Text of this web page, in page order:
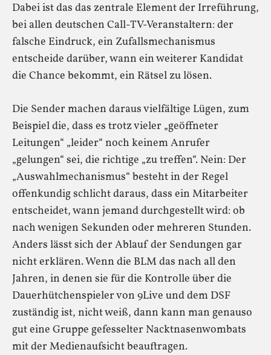
Dabei ist das das zentrale Element der Irreführung,
bei allen deutschen Call-TV-Veranstaltern: der
falsche Eindruck, ein Zufallsmechanismus
entscheide darüber, wann ein weiterer Kandidat
die Chance bekommt, ein Rätsel zu lösen.
Die Sender machen daraus vielfältige Lügen, zum
Beispiel die, dass es trotz vieler „geöffneter
Leitungen“ „leider“ noch keinem Anrufer
„gelungen“ sei, die richtige „zu treffen“. Nein: Der
„Auswahlmechanismus“ besteht in der Regel
offenkundig schlicht daraus, dass ein Mitarbeiter
entscheidet, wann jemand durchgestellt wird: ob
nach wenigen Sekunden oder mehreren Stunden.
Anders lässt sich der Ablauf der Sendungen gar
nicht erklären. Wenn die BLM das nach all den
Jahren, in denen sie für die Kontrolle über die
Dauerhütchenspieler von 9Live und dem DSF
zuständig ist, nicht weiß, dann kann man genauso
gut eine Gruppe gefesselter Nacktnasenwombats
mit der Medienaufsicht beauftragen.